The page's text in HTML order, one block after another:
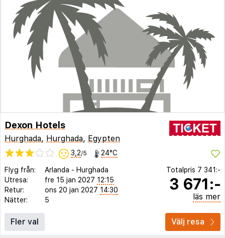
Dexon Hotels
Hurghada, Hurghada, Egypten
3,2/5 24°C
Flyg från: Arlanda - Hurghada
Utresa:
fre 15 jan 2027 12:15
Retur:
ons 20 jan 2027 14:30
Nätter:
5
Totalpris 7 341:-
3 671:-
läs mer
Fler val Välj resa